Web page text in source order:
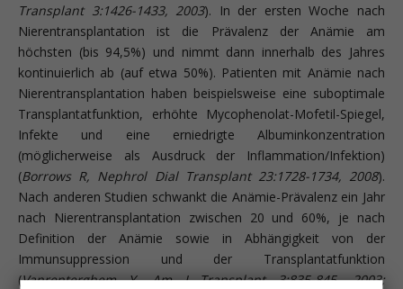
Transplant 3:1426-1433, 2003). In der ersten Woche nach
Nierentransplantation ist die Prävalenz der Anämie am
höchsten (bis 94,5%) und nimmt dann innerhalb des Jahres
kontinuierlich ab (auf etwa 50%). Patienten mit Anämie nach
Nierentransplantation haben beispielsweise eine suboptimale
Transplantatfunktion, erhöhte Mycophenolat-Mofetil-Spiegel,
Infekte und eine erniedrigte Albuminkonzentration
(möglicherweise als Ausdruck der Inflammation/Infektion)
(Borrows R, Nephrol Dial Transplant 23:1728-1734, 2008).
Nach anderen Studien schwankt die Anämie-Prävalenz ein Jahr
nach Nierentransplantation zwischen 20 und 60%, je nach
Definition der Anämie sowie in Abhängigkeit von der
Immunsuppression und der Transplantatfunktion
(Vanrenterghem Y, Am J Transplant 3:835-845, 2003;